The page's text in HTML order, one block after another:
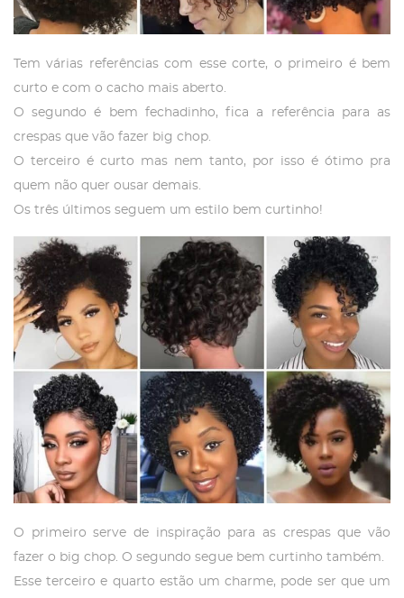
Tem várias referências com esse corte, o primeiro é bem
curto e com o cacho mais aberto.
O segundo é bem fechadinho, fica a referência para as
crespas que vão fazer big chop.
O terceiro é curto mas nem tanto, por isso é ótimo pra
quem não quer ousar demais.
Os três últimos seguem um estilo bem curtinho!
O primeiro serve de inspiração para as crespas que vão
fazer o big chop. O segundo segue bem curtinho também.
Esse terceiro e quarto estão um charme, pode ser que um